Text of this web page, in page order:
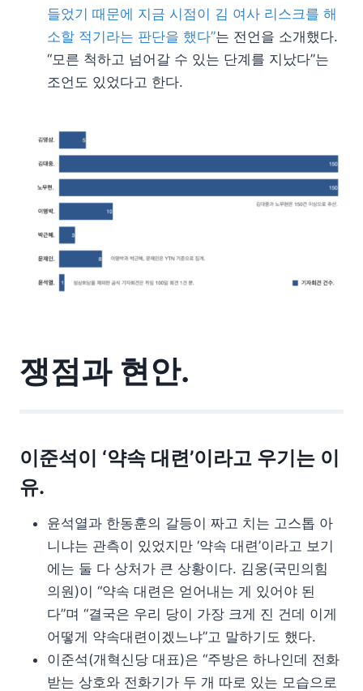
들었기 때문에 지금 시점이 김 여사 리스크를 해
소할 적기라는 판단을 했다”는 전언을 소개했다.
“모른 척하고 넘어갈 수 있는 단계를 지났다”는
조언도 있었다고 한다.
쟁점과 현안.
이준석이 ‘약속 대련’이라고 우기는 이
유.
윤석열과 한동훈의 갈등이 짜고 치는 고스톱 아
니냐는 관측이 있었지만 ‘약속 대련’이라고 보기
에는 둘 다 상처가 큰 상황이다. 김웅(국민의힘
의원)이 “약속 대련은 얻어내는 게 있어야 된
다”며 “결국은 우리 당이 가장 크게 진 건데 이게
어떻게 약속대련이겠느냐”고 말하기도 했다.
이준석(개혁신당 대표)은 “주방은 하나인데 전화
받는 상호와 전화기가 두 개 따로 있는 모습으로